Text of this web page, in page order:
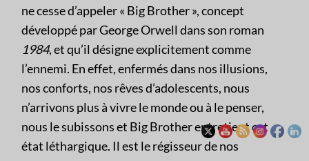
ne cesse d’appeler « Big Brother », concept
développé par George Orwell dans son roman
1984, et qu’il désigne explicitement comme
l’ennemi. En effet, enfermés dans nos illusions,
nos conforts, nos rêves d’adolescents, nous
n’arrivons plus à vivre le monde ou à le penser,
nous le subissons et Big Brother entretient cet
état léthargique. Il est le régisseur de nos